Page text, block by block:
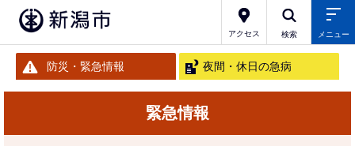
アクセス 検索 メニュー
防災・緊急情報 夜間・休日の急病
緊急情報